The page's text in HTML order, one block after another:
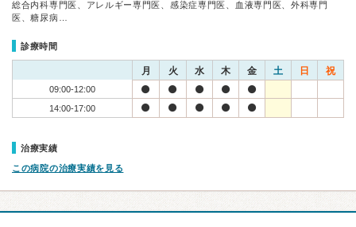
総合内科専門医、アレルギー専門医、感染症専門医、血液専門医、外科専門
医、糖尿病…
診療時間
月 火 水 木 金 土 日 祝
09:00-12:00
14:00-17:00
治療実績
この病院の治療実績を見る